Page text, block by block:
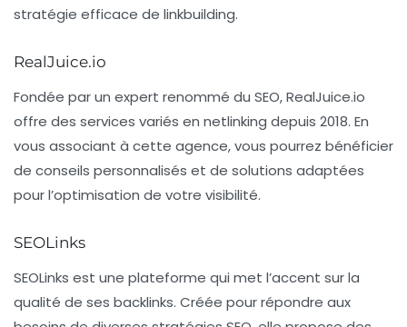
stratégie efficace de linkbuilding.
RealJuice.io
Fondée par un expert renommé du SEO,RealJuice.io
offre des services variés en netlinking depuis 2018. En
vous associant à cette agence, vous pourrez bénéficier
de conseils personnalisés et de solutions adaptées
pour l’optimisation de votre visibilité.
SEOLinks
SEOLinks est une plateforme qui met l’accent sur la
qualité de ses backlinks. Créée pour répondre aux